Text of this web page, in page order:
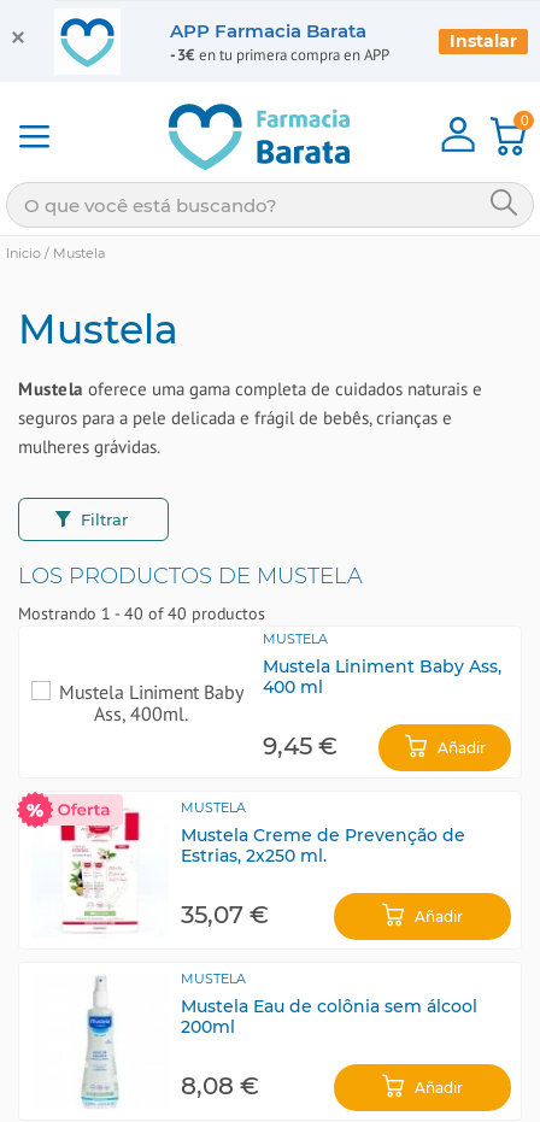
0
Inicio / Mustela
Mustela
Mustela oferece uma gama completa de cuidados naturais e
seguros para a pele delicada e frágil de bebês, crianças e
mulheres grávidas.
Filtrar
LOS PRODUCTOS DE MUSTELA
Mostrando 1 - 40 of 40 productos
MUSTELA
Mustela Liniment Baby Ass,
400 ml
9,45 € Añadir
MUSTELA
Mustela Creme de Prevenção de
Estrias, 2x250 ml.
35,07 € Añadir
MUSTELA
Mustela Eau de colônia sem álcool
200ml
8,08 € Añadir
APP Farmacia Barata
-3€ en tu primera compra en APP
Instalar